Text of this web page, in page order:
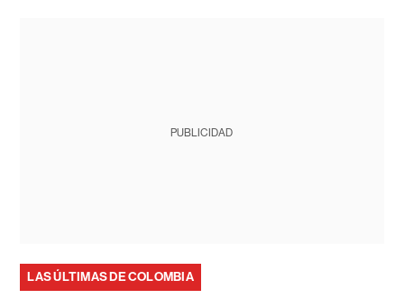
PUBLICIDAD
LAS ÚLTIMAS DE COLOMBIA